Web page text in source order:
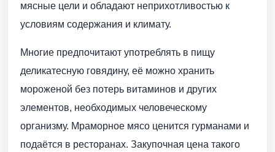
мясные цели и обладают неприхотливостью к
условиям содержания и климату.
Многие предпочитают употреблять в пищу
деликатесную говядину, её можно хранить
мороженой без потерь витаминов и других
элементов, необходимых человеческому
организму. Мраморное мясо ценится гурманами и
подаётся в ресторанах. Закупочная цена такого